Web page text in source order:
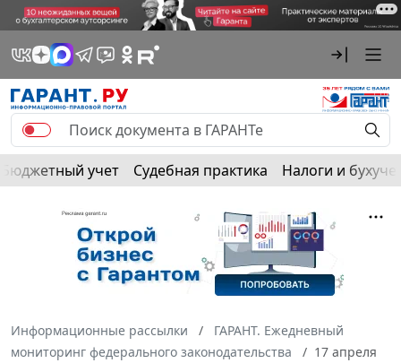
Бюджетный учет Судебная практика Налоги и
Информационные рассылки
ГАРАНТ. Ежедневный
мониторинг федерального законодательства
17 апреля